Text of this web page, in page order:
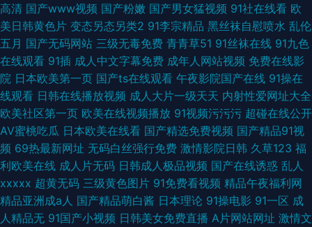
高清 国产www视频 国产粉嫩 国产男女猛视频 91社在线看 欧
美日韩黄色片 变态另态另类2 91李宗精品 黑丝袜自慰喷水 乱伦
五月 国产无码网站 三级无毒免费 青青草51 91丝袜在线 91九色
在线观看 91插 成人中文字幕免费 成年人网站视频 免费在线影
院 日本欧美第一页 国产ts在线观看 午夜影院国产在线 91操在
线观看 日韩在线播放视频 成人大片一级天天 内射性爱网址大全
欧美社区第一页 欧美在线视频播放 91视频污污污 超碰在线公开
AV蜜桃吃瓜 日本欧美在线看 国产精选免费视频 国产精品91视
频 69热最新网址 无码白丝强行免费 激情影院日韩 久草123 福
利欧美在线 成人片无码 日韩成人极品视频 国产在线诱惑 乱人
xxxxx 超黄无码 三级黄色图片 91免费看视频 精品午夜福利网
精品亚洲成a人 国产精品萌白酱 日本理论 91操电影 91一区 成
人精品无 91国产小视频 日韩美女免费直播 A片网站网址 激情文